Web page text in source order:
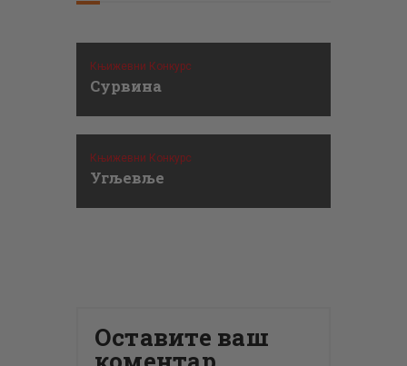
Књижевни Конкурс
Сурвина
Књижевни Конкурс
Угљевље
Оставите ваш